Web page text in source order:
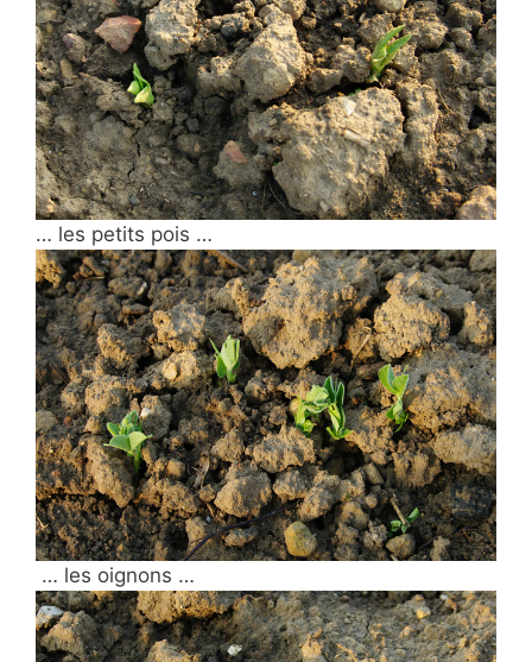
… les petits pois …
… les oignons …